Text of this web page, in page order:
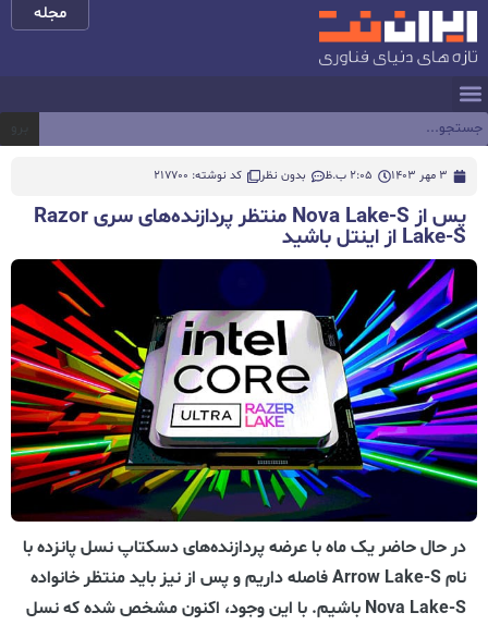
مجله
3 مهر 1403 2:05 ب.ظ بدون نظر کد نوشته: 217700
پس از Nova Lake-S منتظر پردازنده‌های سری Razor
Lake-S از اینتل باشید
در حال حاضر یک ماه با عرضه پردازنده‌های دسکتاپ نسل پانزده با
نام Arrow Lake-S فاصله داریم و پس از نیز باید منتظر خانواده
Nova Lake-S باشیم. با این وجود، اکنون مشخص شده که نسل